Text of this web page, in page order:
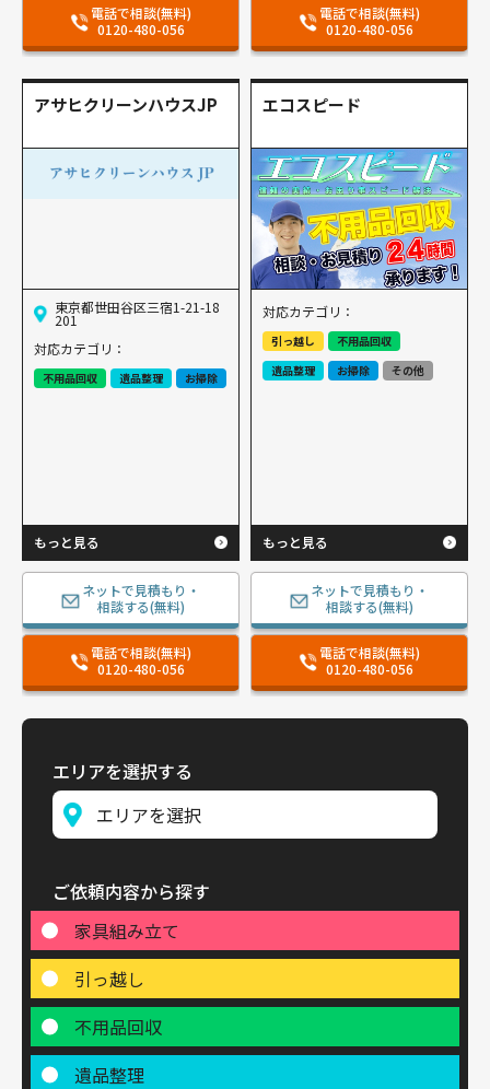
電話で相談(無料)
0120-480-056
電話で相談(無料)
0120-480-056
アサヒクリーンハウスJP
東京都世田谷区三宿1-21-18
201
対応カテゴリ：
不用品回収 遺品整理 お掃除
もっと見る
ネットで見積もり・
相談する(無料)
電話で相談(無料)
0120-480-056
エコスピード
対応カテゴリ：
引っ越し
不用品回収
遺品整理
お掃除 その他
もっと見る
ネットで見積もり・
相談する(無料)
電話で相談(無料)
0120-480-056
エリアを選択する
ご依頼内容から探す
家具組み立て
引っ越し
不用品回収
遺品整理